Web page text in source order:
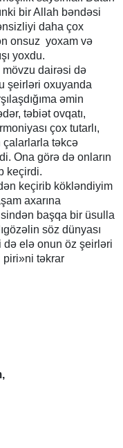
bir Allah bəndəsi
daha çox
onsuz yoxam və
yoxdu.
mövzu dairəsi də
şeirləri oxuyanda
əmin
təbiət ovqatı,
çox tutarlı,
çalarlarla təkcə
Ona görə də onların
keçirdi.
keçirib kökləndiyim
axarına
başqa bir üsulla
söz dünyası
də elə onun öz şeirləri
piri»ni təkrar